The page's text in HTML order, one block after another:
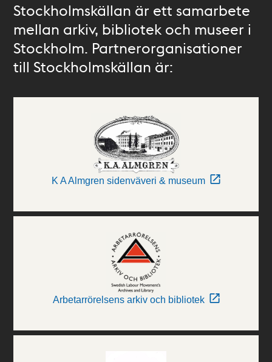
Stockholmskällan är ett samarbete
mellan arkiv, bibliotek och museer i
Stockholm. Partnerorganisationer
till Stockholmskällan är:
K A Almgren sidenväveri & museum
Arbetarrörelsens arkiv och bibliotek